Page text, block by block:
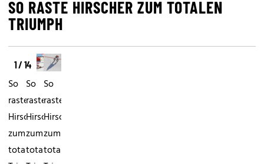
SO RASTE HIRSCHER ZUM TOTALEN
TRIUMPH
1 / 14
So
raste
Hirscher
zum
totalen
So
raste
Hirscher
zum
totalen
So
raste
Hirscher
zum
totalen